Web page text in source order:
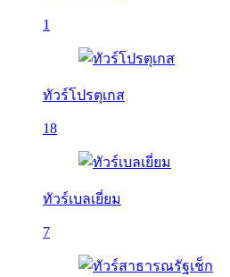
1
ทัวร์โปรตุเกส
18
ทัวร์เบลเยี่ยม
7